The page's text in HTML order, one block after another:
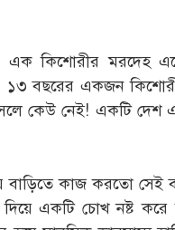
এক কিশোরীর মরদেহ
১৩ বছরের একজন
কেউ নেই! একটি দেশ
কাজ করতো সেই
একটি চোখ নষ্ট